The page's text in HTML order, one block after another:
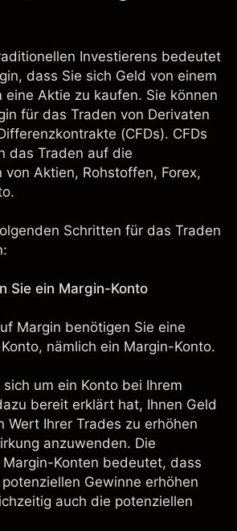
Investierens bedeutet
dass Sie sich Geld von einem
eine Aktie zu kaufen. Sie können
für das Traden von Derivaten
(CFDs). CFDs
das Traden auf die
von Aktien, Rohstoffen, Forex,
.
Schritten für das Traden
Sie ein Margin-Konto
Margin benötigen Sie eine
nämlich ein Margin-Konto.
um ein Konto bei Ihrem
bereit erklärt hat, Ihnen Geld
Wert Ihrer Trades zu erhöhen
anzuwenden. Die
Konten bedeutet, dass
Gewinne erhöhen
auch die potenziellen